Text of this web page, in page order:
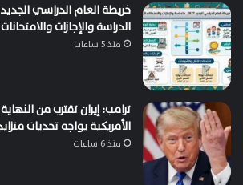
الدراسة والإجازات
منذ 5 ساعات
ترامب: إيران تقترب من
الأمريكية يواجه تحديات
منذ 6 ساعات